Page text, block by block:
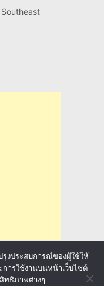
รุงประสบการณ์ของผู้ใช้ให้
ารใช้งานบนหน้าเว็บไซต์
ทธิภาพต่างๆ